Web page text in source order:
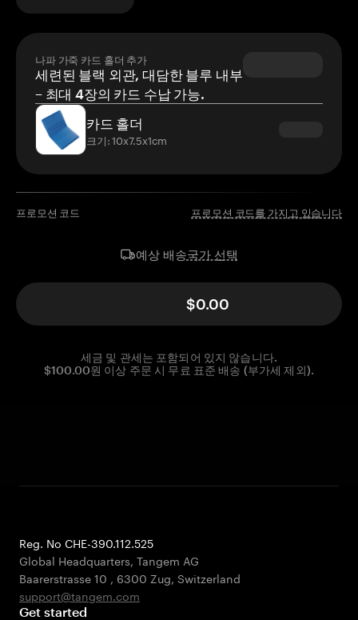
나파 가죽 카드 홀더 추가
세련된 블랙 외관, 대담한 블루 내부
– 최대 4장의 카드 수납 가능.
카드 홀더
크기: 10x7.5x1cm
프로모션 코드 프로모션 코드를 가지고 있습니다
예상 배송국가 선택
$0.00
세금 및 관세는 포함되어 있지 않습니다.
$100.00원 이상 주문 시 무료 표준 배송 (부가세 제외).
Reg. No CHE-390.112.525
Global Headquarters, Tangem AG
Baarerstrasse 10 , 6300 Zug, Switzerland
support@tangem.com
Get started